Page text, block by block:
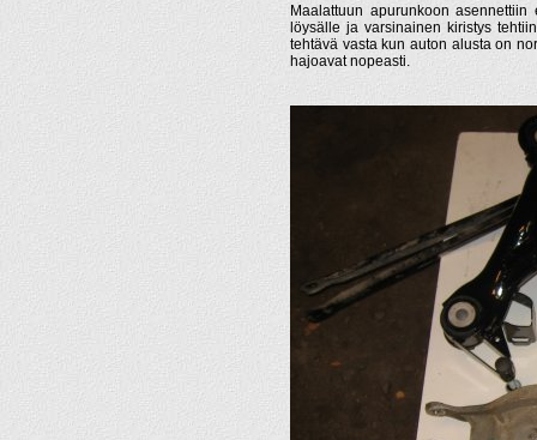
Maalattuun apurunkoon
löysälle ja varsinainen kiristys
tehtävä vasta kun auton alusta on
hajoavat nopeasti.